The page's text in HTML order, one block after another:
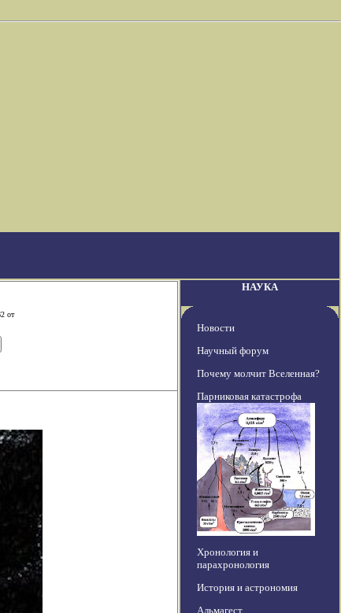
от
НАУКА
Новости
Научный форум
Почему молчит Вселенная?
Парниковая катастрофа
Хронология и
парахронология
История и астрономия
Альмагест